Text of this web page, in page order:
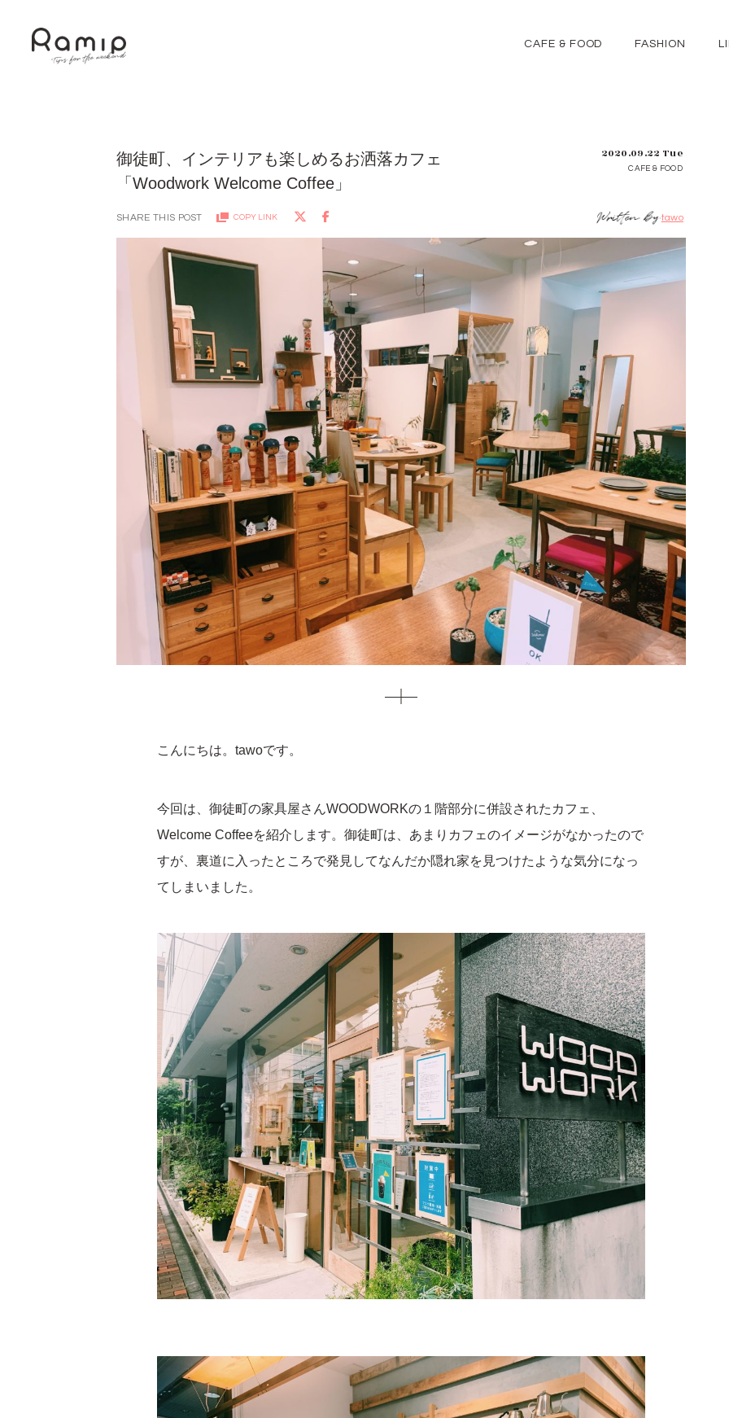
CAFE & FOOD FASHION
御徒町、インテリアも楽しめるお洒落カフェ
「Woodwork Welcome Coffee」
2020.09.22 Tue
CAFE & FOOD
SHARE THIS POST COPY LINK tawo
こんにちは。tawoです。
今回は、御徒町の家具屋さんWOODWORKの１階部分に併設されたカフェ、
Welcome Coffeeを紹介します。御徒町は、あまりカフェのイメージがなかったので
すが、裏道に入ったところで発見してなんだか隠れ家を見つけたような気分になっ
てしまいました。